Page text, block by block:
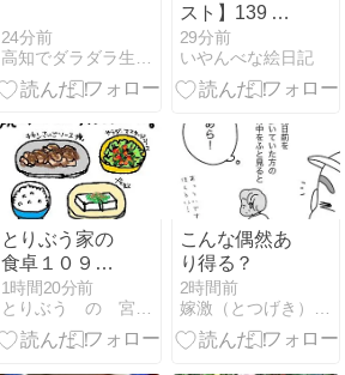
24分前
スト】139 こ
んがり焼き目
の焼き鮭
29分前
いやんべな絵日記
とりぶう家の
食卓１０９～
このにおいは
外食のにおい
1時間20分前
とりぶう の 宮古島日記
こんな偶然あ
り得る？
2時間前
嫁激（とつげき）北フランス家族